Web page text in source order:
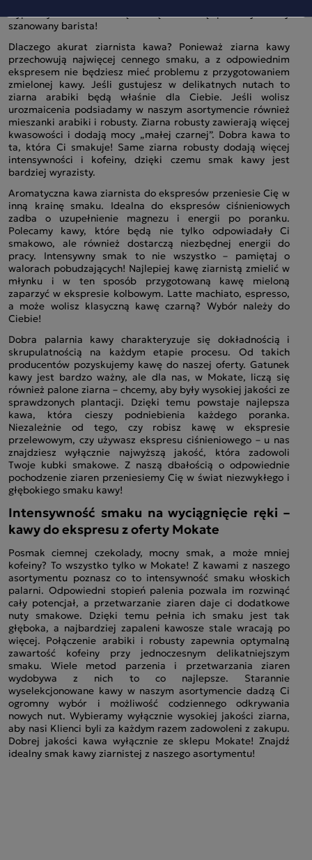
wypalanych ziaren. Taką kawę ziarnistą podałby każdy
szanowany barista!
Dlaczego akurat ziarnista kawa? Ponieważ ziarna kawy
przechowują najwięcej cennego smaku, a z odpowiednim
ekspresem nie będziesz mieć problemu z przygotowaniem
zmielonej kawy. Jeśli gustujesz w delikatnych nutach to
ziarna arabiki będą właśnie dla Ciebie. Jeśli wolisz
urozmaicenia podsiadamy w naszym asortymencie również
mieszanki arabiki i robusty. Ziarna robusty zawierają więcej
kwasowości i dodają mocy „małej czarnej”. Dobra kawa to
ta, która Ci smakuje! Same ziarna robusty dodają więcej
intensywności i kofeiny, dzięki czemu smak kawy jest
bardziej wyrazisty.
Aromatyczna kawa ziarnista do ekspresów przeniesie Cię w
inną krainę smaku. Idealna do ekspresów ciśnieniowych
zadba o uzupełnienie magnezu i energii po poranku.
Polecamy kawy, które będą nie tylko odpowiadały Ci
smakowo, ale również dostarczą niezbędnej energii do
pracy. Intensywny smak to nie wszystko – pamiętaj o
walorach pobudzających! Najlepiej kawę ziarnistą zmielić w
młynku i w ten sposób przygotowaną kawę mieloną
zaparzyć w ekspresie kolbowym. Latte machiato, espresso,
a może wolisz klasyczną kawę czarną? Wybór należy do
Ciebie!
Dobra palarnia kawy charakteryzuje się dokładnością i
skrupulatnością na każdym etapie procesu. Od takich
producentów pozyskujemy kawę do naszej oferty. Gatunek
kawy jest bardzo ważny, ale dla nas, w Mokate, liczą się
również palone ziarna – chcemy, aby były wysokiej jakości ze
sprawdzonych plantacji. Dzięki temu powstaje najlepsza
kawa, która cieszy podniebienia każdego poranka.
Niezależnie od tego, czy robisz kawę w ekspresie
przelewowym, czy używasz ekspresu ciśnieniowego – u nas
znajdziesz wyłącznie najwyższą jakość, która zadowoli
Twoje kubki smakowe. Z naszą dbałością o odpowiednie
pochodzenie ziaren przeniesiemy Cię w świat niezwykłego i
głębokiego smaku kawy!
Intensywność smaku na wyciągnięcie ręki –
kawy do ekspresu z oferty Mokate
Posmak ciemnej czekolady, mocny smak, a może mniej
kofeiny? To wszystko tylko w Mokate! Z kawami z naszego
asortymentu poznasz co to intensywność smaku włoskich
palarni. Odpowiedni stopień palenia pozwala im rozwinąć
cały potencjał, a przetwarzanie ziaren daje ci dodatkowe
nuty smakowe. Dzięki temu pełnia ich smaku jest tak
głęboka, a najbardziej zapaleni kawosze stale wracają po
więcej. Połączenie arabiki i robusty zapewnia optymalną
zawartość kofeiny przy jednoczesnym delikatniejszym
smaku. Wiele metod parzenia i przetwarzania ziaren
wydobywa z nich to co najlepsze. Starannie
wyselekcjonowane kawy w naszym asortymencie dadzą Ci
ogromny wybór i możliwość codziennego odkrywania
nowych nut. Wybieramy wyłącznie wysokiej jakości ziarna,
aby nasi Klienci byli za każdym razem zadowoleni z zakupu.
Dobrej jakości kawa wyłącznie ze sklepu Mokate! Znajdź
idealny smak kawy ziarnistej z naszego asortymentu!